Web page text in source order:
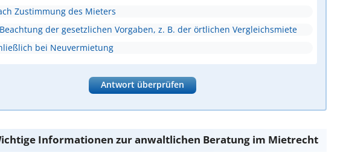
Zustimmung des Mieters
der gesetzlichen Vorgaben, z. B. der örtlichen Vergleichsmiete
bei Neuvermietung
Antwort überprüfen
Informationen zur anwaltlichen Beratung im Mietrecht